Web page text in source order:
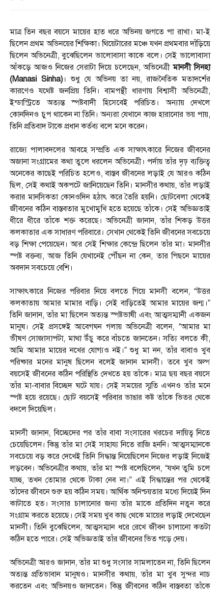
মাত্র তিন বছর বয়সে মায়ের হাত ধরে অভিনয় জগতে পা রাখা। মা-ই
ছিলেন প্রথম অভিনয়ের শিক্ষিকা। থিয়েটারের মঞ্চে যখন প্রথমবার দাঁড়িয়ে
ছিলেন অভিনেত্রী, বুঝেছিলেন ভালোবাসা কাকে বলে। সেই ভালোবাসা
আঁকড়ে আজও নিজের সেরাটা দিয়ে চলেছেন, অভিনেত্রীমানসী সিনহা
(Manasi Sinha) । শুধু যে অভিনয় তা নয়, রাজনৈতিক মতাদর্শের
কারণেও যথেষ্ট জনপ্রিয় তিনি। বামপন্থী ধারণায় বিশ্বাসী অভিনেত্রী,
ইন্ডাস্ট্রিতে অত্যন্ত স্পষ্টবাদী হিসেবেই পরিচিত। অন্যায় দেখলে
কোনদিনও চুপ থাকেন না তিনি। অন্যরা যেখানে কাজ হারানোর ভয় পায়,
তিনি প্রতিবাদ টাকে প্রধান কর্তব্য বলে মনে করেন।
রাজ্যে পালাবদলের আবহে সম্প্রতি এক সাক্ষাৎকারে নিজের জীবনের
অজানা সংগ্রামের কথা তুলে ধরলেন অভিনেত্রী। পর্দায় তাঁর দৃঢ় ব্যক্তিত্ব
অনেকের কাছেই পরিচিত হলেও, বাস্তব জীবনের লড়াই যে আরও কঠিন
ছিল, সেই কথাই অকপটে জানিয়েছেন তিনি। মানসীর কথায়, তাঁর লড়াই
করার মানসিকতা কোনওদিন হঠাৎ করে তৈরি হয়নি। ছোটবেলা থেকেই
জীবনের কঠিন বাস্তবতার মুখোমুখি হতে হয়েছে তাঁকে। সেই অভিজ্ঞতাই
ধীরে ধীরে তাঁকে শক্ত করেছে। অভিনেত্রী জানান, তাঁর শিকড় উত্তর
কলকাতার এক সাধারণ পরিবারে। সেখান থেকেই তিনি জীবনের সবচেয়ে
বড় শিক্ষা পেয়েছেন। আর সেই শিক্ষার কেন্দ্রে ছিলেন তাঁর মা। মানসীর
স্পষ্ট বক্তব্য, আজ তিনি যেখানেই পৌঁছন না কেন, তার পিছনে মায়ের
অবদান সবচেয়ে বেশি।
সাক্ষাৎকারে নিজের পরিবার নিয়ে বলতে গিয়ে মানসী বলেন, “উত্তর
কলকাতায় আমার মামার বাড়ি। সেই বাড়িতেই আমার মায়ের জন্ম।”
তিনি জানান, তাঁর মা ছিলেন অত্যন্ত স্পষ্টভাষী এবং আত্মসম্মানী একজন
মানুষ। সেই প্রসঙ্গেই আবেগঘন গলায় অভিনেত্রী বলেন, “আমার মা
ভীষণ সোজাসাপটা, মাথা উঁচু করে বাঁচতে জানতেন। সত্যি বলতে কী,
আমি আমার মায়ের নখের যোগ্যও নই।” শুধু মা নন, তাঁর বাবাও খুব
পরিষ্কার মনের মানুষ ছিলেন বলেই জানান মানসী। তবে খুব অল্প
বয়সেই জীবনের কঠিন পরিস্থিতি দেখতে হয় তাঁকে। মাত্র ছয় বছর বয়সে
তাঁর মা-বাবার বিচ্ছেদ ঘটে যায়। সেই সময়ের স্মৃতি এখনও তাঁর মনে
স্পষ্ট হয়ে রয়েছে। ছোট বয়সেই পরিবার ভাঙার কষ্ট তাঁকে ভিতর থেকে
বদলে দিয়েছিল।
মানসী জানান, বিচ্ছেদের পর তাঁর বাবা সংসারের খরচের দায়িত্ব নিতে
চেয়েছিলেন। কিন্তু তাঁর মা সেই সাহায্য নিতে রাজি হননি। আত্মসম্মানকে
সবচেয়ে বড় করে দেখেই তিনি সিদ্ধান্ত নিয়েছিলেন নিজের লড়াই নিজেই
লড়বেন। অভিনেত্রীর কথায়, তাঁর মা স্পষ্ট বলেছিলেন, “যখন তুমি চলে
যাচ্ছ, তখন তোমার থেকে টাকা নেব না।” এই সিদ্ধান্তের পর থেকেই
তাঁদের জীবনে শুরু হয় কঠিন সময়। আর্থিক অনিশ্চয়তার মধ্যে দিয়েই দিন
কাটাতে হত। সংসার চালানোর জন্য তাঁর মাকে প্রতিদিন নতুন করে
সংগ্রাম করতে হয়েছে। সেই সময় খুব কাছ থেকে মায়ের লড়াই দেখেছেন
মানসী। তিনি বুঝেছিলেন, আত্মসম্মান ধরে রেখে জীবন চালানো কতটা
কঠিন হতে পারে। সেই অভিজ্ঞতাই তাঁর জীবনের ভিত গড়ে দেয়।
অভিনেত্রী আরও জানান, তাঁর মা শুধু সংসার সামলাতেন না, তিনি ছিলেন
অত্যন্ত প্রতিভাবান মানুষও। মানসীর কথায়, তাঁর মা খুব সুন্দর নাচ
করতেন এবং অভিনয়ও জানতেন। কিন্তু জীবনের কঠিন বাস্তবতা তাঁকে